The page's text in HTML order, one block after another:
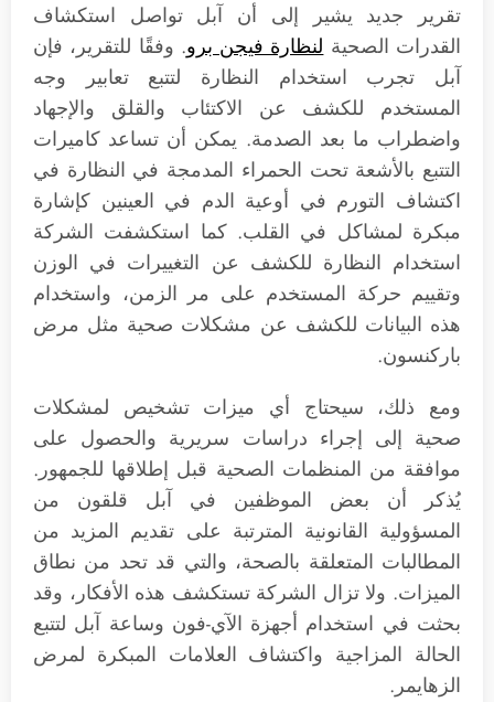
تقرير جديد يشير إلى أن آبل تواصل استكشاف
القدرات الصحيةلنظارة فيجن برو. وفقًا للتقرير، فإن
آبل تجرب استخدام النظارة لتتبع تعابير وجه
المستخدم للكشف عن الاكتئاب والقلق والإجهاد
واضطراب ما بعد الصدمة. يمكن أن تساعد كاميرات
التتبع بالأشعة تحت الحمراء المدمجة في النظارة في
اكتشاف التورم في أوعية الدم في العينين كإشارة
مبكرة لمشاكل في القلب. كما استكشفت الشركة
استخدام النظارة للكشف عن التغييرات في الوزن
وتقييم حركة المستخدم على مر الزمن، واستخدام
هذه البيانات للكشف عن مشكلات صحية مثل مرض
باركنسون.
ومع ذلك، سيحتاج أي ميزات تشخيص لمشكلات
صحية إلى إجراء دراسات سريرية والحصول على
موافقة من المنظمات الصحية قبل إطلاقها للجمهور.
يُذكر أن بعض الموظفين في آبل قلقون من
المسؤولية القانونية المترتبة على تقديم المزيد من
المطالبات المتعلقة بالصحة، والتي قد تحد من نطاق
الميزات. ولا تزال الشركة تستكشف هذه الأفكار، وقد
بحثت في استخدام أجهزة الآي-فون وساعة آبل لتتبع
الحالة المزاجية واكتشاف العلامات المبكرة لمرض
الزهايمر.